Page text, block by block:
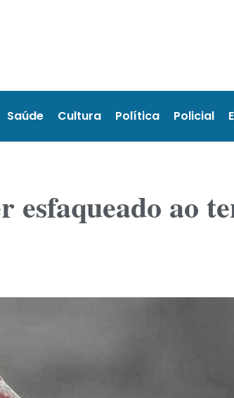
Saúde Cultura Política Policial
esfaqueado ao